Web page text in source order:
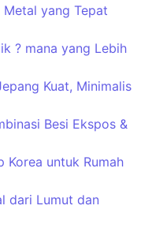
Metal yang Tepat
? mana yang Lebih
Kuat, Minimalis
Besi Ekspos &
Korea untuk Rumah
dari Lumut dan